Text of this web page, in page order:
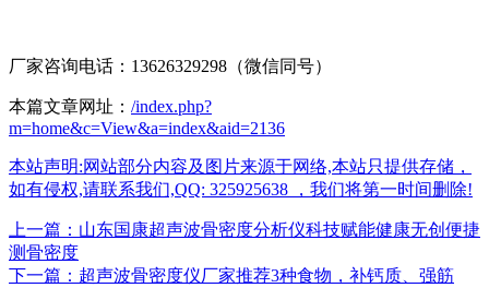
厂家咨询电话：13626329298（微信同号）
本篇文章网址： /index.php?
m=home&c=View&a=index&aid=2136
本站声明:网站部分内容及图片来源于网络,本站只提供存储，
如有侵权,请联系我们,QQ: 325925638 ，我们将第一时间删除!
上一篇：山东国康超声波骨密度分析仪科技赋能健康无创便捷
测骨密度
下一篇：超声波骨密度仪厂家推荐3种食物，补钙质、强筋